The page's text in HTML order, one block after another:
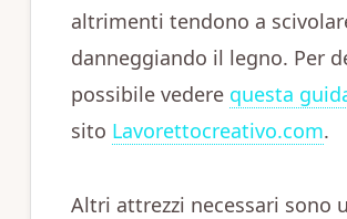
altrimenti tendono a
danneggiando il legno. Per
possibile vedere questa
sito Lavorettocreativo.com.
Altri attrezzi necessari sono